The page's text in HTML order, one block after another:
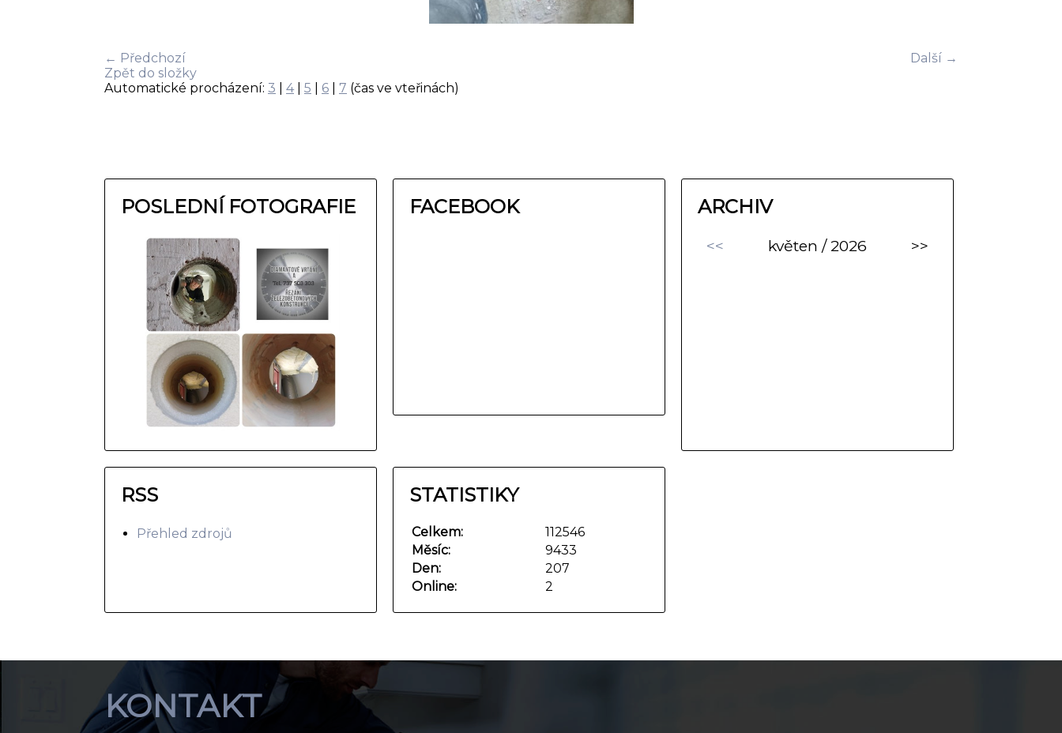
← Předchozí
Další →
Zpět do složky
Automatické procházení: 3 4| 5 6 7 (čas ve vteřinách)
POSLEDNÍ FOTOGRAFIE FACEBOOK ARCHIV
<< květen / 2026 >>
RSS
Přehled zdrojů
STATISTIKY
Online: 2
Celkem:
112546
Měsíc:
9433
Den:
207
KONTAKT